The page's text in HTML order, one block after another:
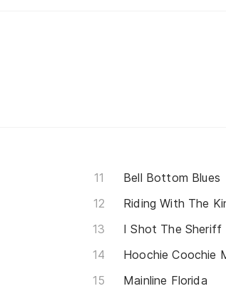
Bell Bottom Blues
Riding With The
I Shot The Sheriff
Hoochie Coochie
Mainline Florida